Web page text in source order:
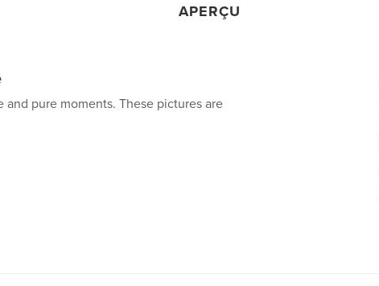
APERÇU
and pure moments. These pictures are